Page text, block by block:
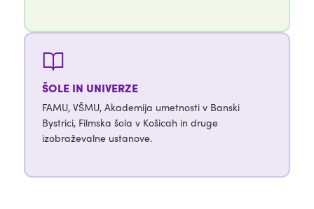
ŠOLE IN UNIVERZE
FAMU, VŠMU, Akademija umetnosti v Banski
Bystrici, Filmska šola v Košicah in druge
izobraževalne ustanove.